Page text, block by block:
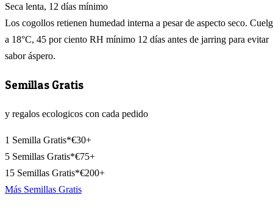
Seca lenta, 12 días mínimo
Los cogollos retienen humedad interna a pesar de aspecto seco.
a 18°C, 45 por ciento RH mínimo 12 días antes de jarring para evitar
sabor áspero.
Semillas Gratis
y regalos ecologicos con cada pedido
1 Semilla Gratis*€30+
5 Semillas Gratis*€75+
15 Semillas Gratis*€200+
Más Semillas Gratis